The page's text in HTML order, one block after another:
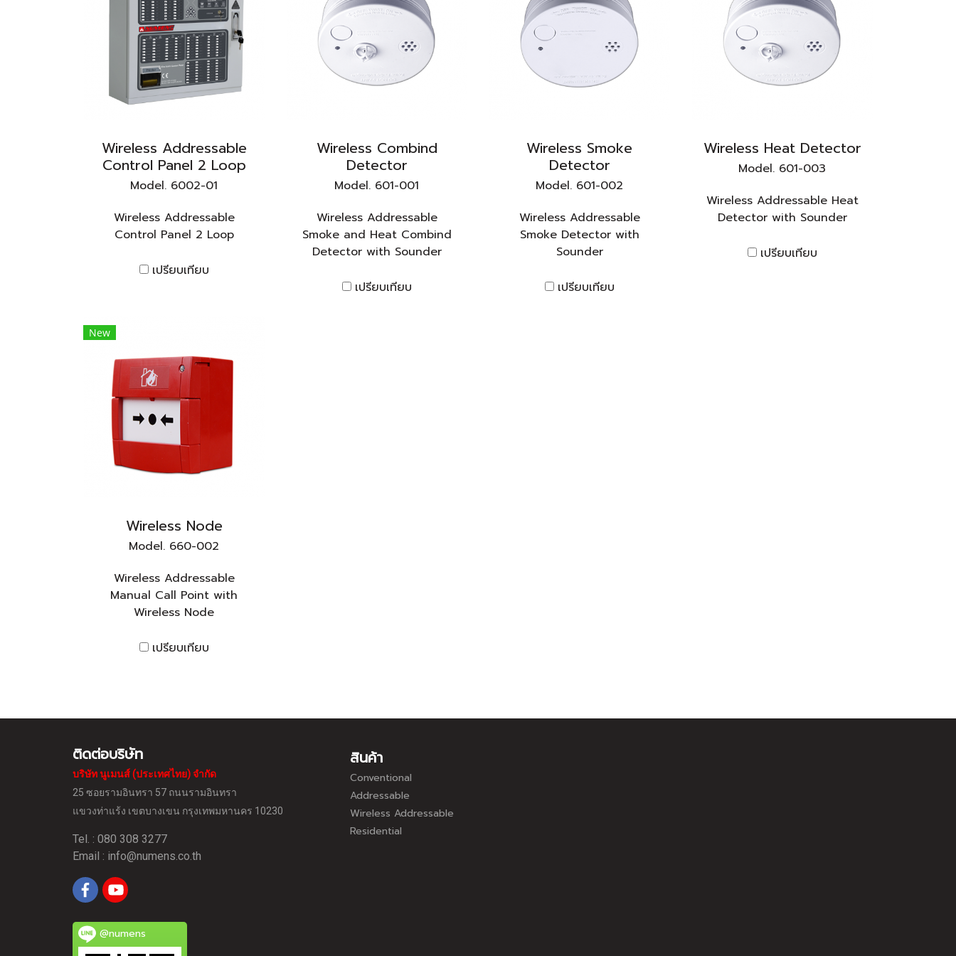
Wireless Addressable
Control Panel 2 Loop
Model. 6002-01
Wireless Addressable
Control Panel 2 Loop
เปรียบเทียบ
Wireless Combind
Detector
Model. 601-001
Wireless Addressable
Smoke and Heat Combind
Detector with Sounder
เปรียบเทียบ
Wireless Smoke
Detector
Model. 601-002
Wireless Addressable
Smoke Detector with
Sounder
เปรียบเทียบ
Wireless Heat Detector
Model. 601-003
Wireless Addressable Heat
Detector with Sounder
เปรียบเทียบ
New
Wireless Node
Model. 660-002
Wireless Addressable
Manual Call Point with
Wireless Node
เปรียบเทียบ
ติดต่อบริษัท
บริษัท นูเมนส์ (ประเทศไทย) จำกัด
25 ซอยรามอินทรา 57 ถนนรามอินทรา
แขวงท่าแร้ง เขตบางเขน กรุงเทพมหานคร 10230
Tel. : 080 308 3277
Email : info@numens.co.th
@numens
สินค้า
Conventional
Addressable
Wireless Addressable
Residential